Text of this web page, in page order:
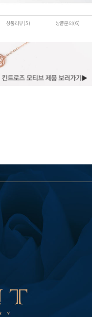
상품리뷰(5) 상품문의(6)